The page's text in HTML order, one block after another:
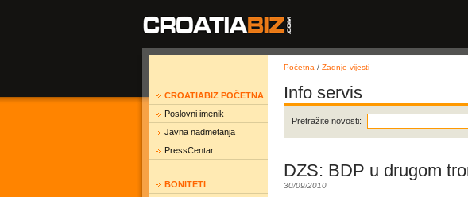
CROATIABIZ POČETNA
Poslovni imenik
Javna nadmetanja
PressCentar
BONITETI
Početna / Zadnje vijesti
Info servis
Pretražite novosti:
DZS: BDP u drugom
30/09/2010